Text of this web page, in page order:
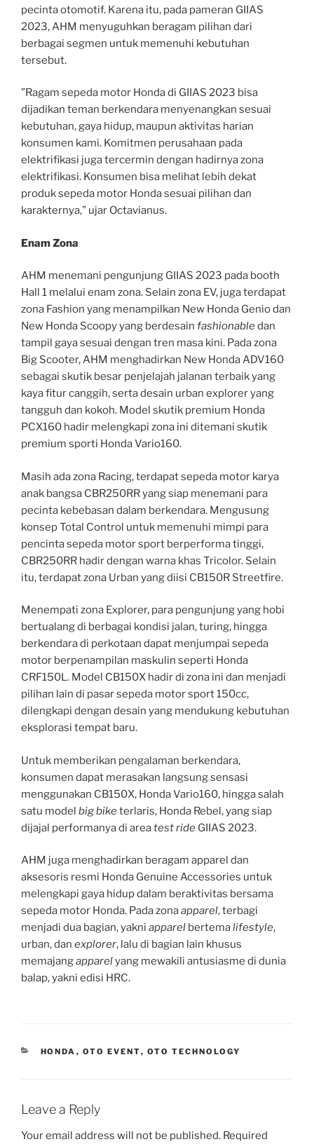
pecinta otomotif. Karena itu, pada pameran GIIAS
2023, AHM menyuguhkan beragam pilihan dari
berbagai segmen untuk memenuhi kebutuhan
tersebut.
”Ragam sepeda motor Honda di GIIAS 2023 bisa
dijadikan teman berkendara menyenangkan sesuai
kebutuhan, gaya hidup, maupun aktivitas harian
konsumen kami. Komitmen perusahaan pada
elektrifikasi juga tercermin dengan hadirnya zona
elektrifikasi. Konsumen bisa melihat lebih dekat
produk sepeda motor Honda sesuai pilihan dan
karakternya,” ujar Octavianus.
Enam Zona
AHM menemani pengunjung GIIAS 2023 pada booth
Hall 1 melalui enam zona. Selain zona EV, juga terdapat
zona Fashion yang menampilkan New Honda Genio dan
New Honda Scoopy yang berdesain fashionabledan
tampil gaya sesuai dengan tren masa kini. Pada zona
Big Scooter, AHM menghadirkan New Honda ADV160
sebagai skutik besar penjelajah jalanan terbaik yang
kaya fitur canggih, serta desain urban explorer yang
tangguh dan kokoh. Model skutik premium Honda
PCX160 hadir melengkapi zona ini ditemani skutik
premium sporti Honda Vario160.
Masih ada zona Racing, terdapat sepeda motor karya
anak bangsa CBR250RR yang siap menemani para
pecinta kebebasan dalam berkendara. Mengusung
konsep Total Control untuk memenuhi mimpi para
pencinta sepeda motor sport berperforma tinggi,
CBR250RR hadir dengan warna khas Tricolor. Selain
itu, terdapat zona Urban yang diisi CB150R Streetfire.
Menempati zona Explorer, para pengunjung yang hobi
bertualang di berbagai kondisi jalan, turing, hingga
berkendara di perkotaan dapat menjumpai sepeda
motor berpenampilan maskulin seperti Honda
CRF150L. Model CB150X hadir di zona ini dan menjadi
pilihan lain di pasar sepeda motor sport 150cc,
dilengkapi dengan desain yang mendukung kebutuhan
eksplorasi tempat baru.
Untuk memberikan pengalaman berkendara,
konsumen dapat merasakan langsung sensasi
menggunakan CB150X, Honda Vario160, hingga salah
satu model big biketerlaris, Honda Rebel, yang siap
dijajal performanya di areatest ride GIIAS 2023.
AHM juga menghadirkan beragam apparel dan
aksesoris resmi Honda Genuine Accessories untuk
melengkapi gaya hidup dalam beraktivitas bersama
sepeda motor Honda. Pada zonaapparel, terbagi
menjadi dua bagian, yakni apparel bertemalifestyle,
urban, dan explorer, lalu di bagian lain khusus
memajangapparelyang mewakili antusiasme di dunia
balap, yakni edisi HRC.
CATEGORIES
HONDA , OTO EVENT, OTO TECHNOLOGY
Leave a Reply
Your email address will not be published. Required